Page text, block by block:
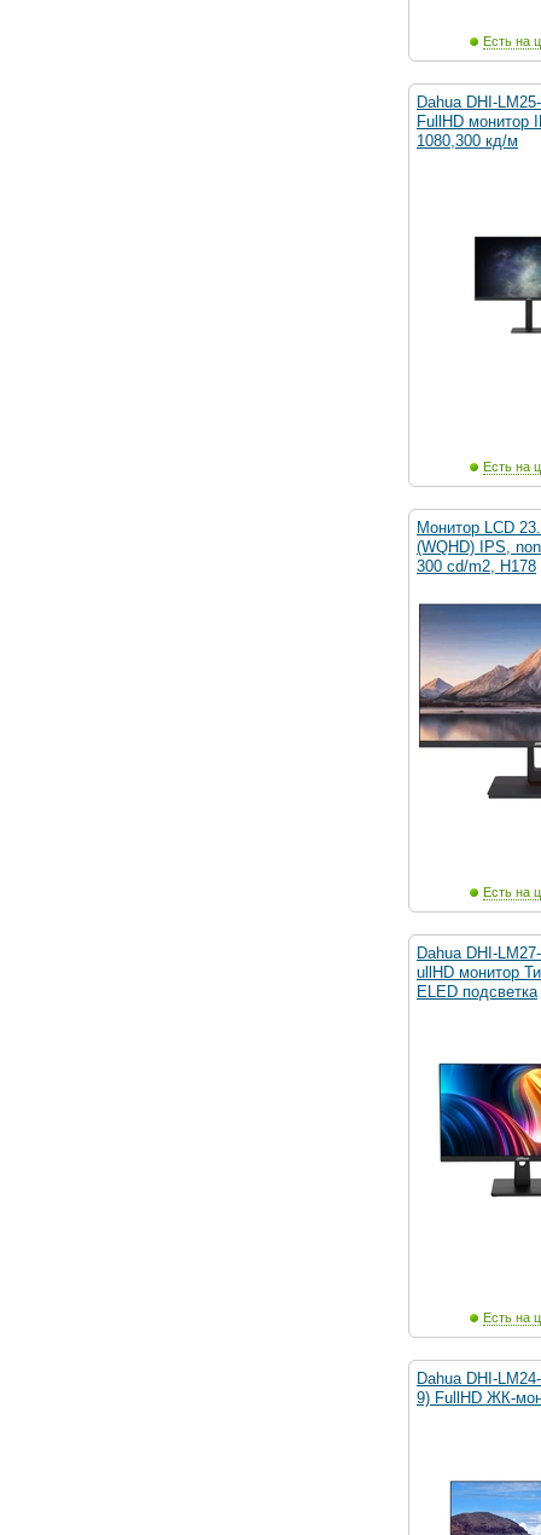
Есть на
Dahua DHI-
FullHD монитор
1080,300 кд/м
Есть на
Монитор LCD
(WQHD) IPS,
300 cd/m2, H178
Есть на
Dahua DHI-
ullHD монитор
ELED подсветка
Есть на
Dahua DHI-
9) FullHD ЖК-